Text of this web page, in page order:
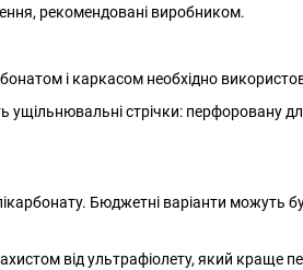
рекомендовані виробником.
і каркасом необхідно
ущільнювальні стрічки: перфоровану
Бюджетні варіанти можуть
від ультрафіолету, який